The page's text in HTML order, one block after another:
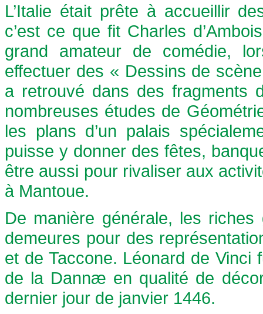
L’Italie était prête à accueillir
c’est ce que fit Charles
grand amateur de comédie,
effectuer des « Dessins de
a retrouvé dans des fragments
nombreuses études de
les plans d’un palais
puisse y donner des fêtes,
être aussi pour rivaliser aux
à Mantoue.
De manière générale, les
demeures pour des
et de Taccone. Léonard de Vinci
de la Dannæ en qualité de
dernier jour de janvier 1446.